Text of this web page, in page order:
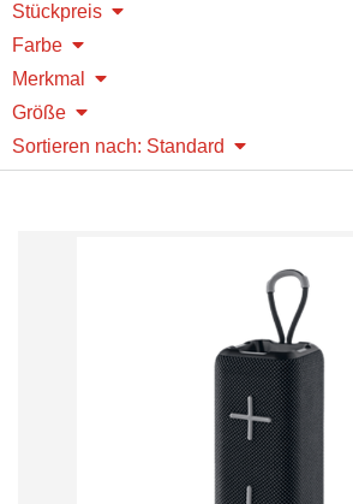
Stückpreis
Farbe
Merkmal
Größe
Sortieren nach: Standard